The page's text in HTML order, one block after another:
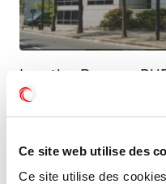
Ce site web utilise des
Ce site utilise des
Location Bureaux
92500 RUEIL MALMAISON
1 112 m²